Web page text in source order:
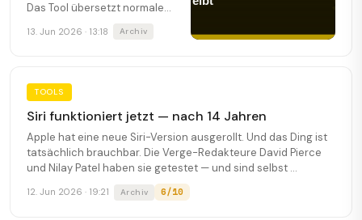
Das Tool übersetzt normale
Abfragen — und führt aktuell
13. Jun 2026 · 13:18 Archiv
TOOLS
Siri funktioniert jetzt — nach 14 Jahren
Apple hat eine neue Siri-Version ausgerollt. Und das Ding ist
tatsächlich brauchbar. Die Verge-Redakteure David Pierce
und Nilay Patel haben sie getestet — und sind selbst ...
12. Jun 2026 · 19:21 Archiv 6/10